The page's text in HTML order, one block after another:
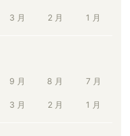
3 月 2 月 1 月
9 月 8 月 7 月
3 月 2 月 1 月